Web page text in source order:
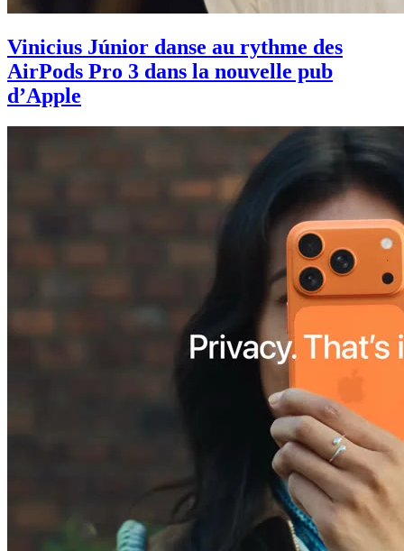
Vinicius Júnior danse au rythme des
AirPods Pro 3 dans la nouvelle pub
d’Apple